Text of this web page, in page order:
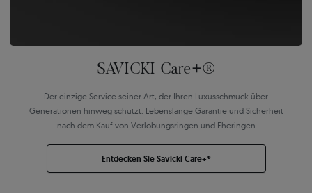
SAVICKI Care+®
Der einzige Service seiner Art, der Ihren Luxusschmuck über
Generationen hinweg schützt. Lebenslange Garantie und Sicherheit
nach dem Kauf von Verlobungsringen und Eheringen
Entdecken Sie Savicki Care+®